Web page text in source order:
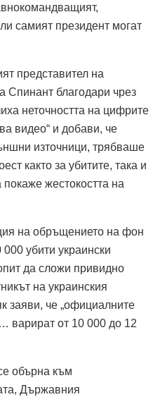
самият президент могат
представител на
Спинант благодари чрез
неточността на цифрите
видео“ и добави, че
източници, трябваше
както за убитите, така и
жестокостта на
на обръщението на фон
убити украински
да сложи привидно
на украинския
заяви, че „официалните
варират от 10 000 до 12
обърна към
Държавния